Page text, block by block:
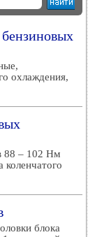
охлаждения,
88 – 102 Нм
блока